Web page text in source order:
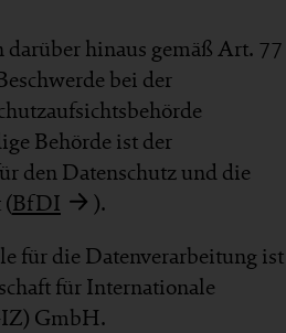
hinaus gemäß Art. 77
bei der
Behörde ist der
den Datenschutz und die
(BfDI
).
für die Datenverarbeitung ist
für Internationale
GmbH.